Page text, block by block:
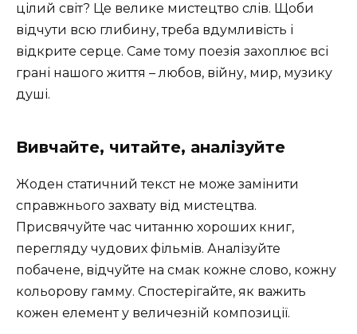
цілий світ? Це велике мистецтво слів. Щоби
відчути всю глибину, треба вдумливість і
відкрите серце. Саме тому поезія захоплює всі
грані нашого життя – любов, війну, мир, музику
душі.
Вивчайте, читайте, аналізуйте
Жоден статичний текст не може замінити
справжнього захвату від мистецтва.
Присвячуйте час читанню хороших книг,
перегляду чудових фільмів. Аналізуйте
побачене, відчуйте на смак кожне слово, кожну
кольорову гамму. Спостерігайте, як важить
кожен елемент у величезній композиції.